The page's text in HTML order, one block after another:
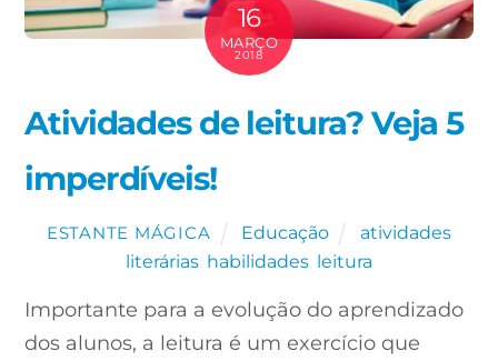
16
MARÇO
2018
Atividades de leitura? Veja 5
imperdíveis!
ESTANTE MÁGICA Educação
atividades
literárias habilidades leitura
Importante para a evolução do aprendizado
dos alunos, a leitura é um exercício que